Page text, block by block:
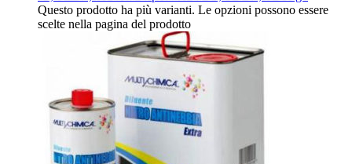
Questo prodotto ha più varianti. Le opzioni possono essere
scelte nella pagina del prodotto